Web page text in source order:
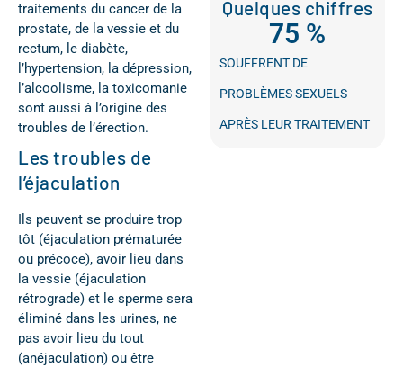
traitements du cancer de la
prostate, de la vessie et du
rectum, le diabète,
l’hypertension, la dépression,
l’alcoolisme, la toxicomanie
sont aussi à l’origine des
troubles de l’érection.
Les troubles de
l’éjaculation
Ils peuvent se produire trop
tôt (éjaculation prématurée
ou précoce), avoir lieu dans
la vessie (éjaculation
rétrograde) et le sperme sera
éliminé dans les urines, ne
pas avoir lieu du tout
(anéjaculation) ou être
Quelques chiffres
SOUFFRENT DE
PROBLÈMES SEXUELS
APRÈS LEUR TRAITEMENT
75 %